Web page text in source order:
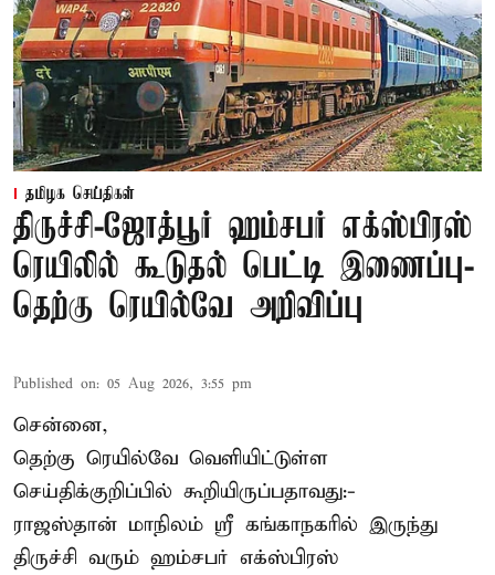
தமிழக செய்திகள்
திருச்சி-ஜோத்பூர் ஹம்சபர் எக்ஸ்பிரஸ்
ரெயிலில் கூடுதல் பெட்டி இணைப்பு-
தெற்கு ரெயில்வே அறிவிப்பு
Published on: 05 Aug 2026, 3:55 pm
சென்னை,
தெற்கு ரெயில்வே வெளியிட்டுள்ள
செய்திக்குறிப்பில் கூறியிருப்பதாவது:-
ராஜஸ்தான் மாநிலம் ஸ்ரீ கங்காநகரில் இருந்து
திருச்சி வரும் ஹம்சபர் எக்ஸ்பிரஸ்